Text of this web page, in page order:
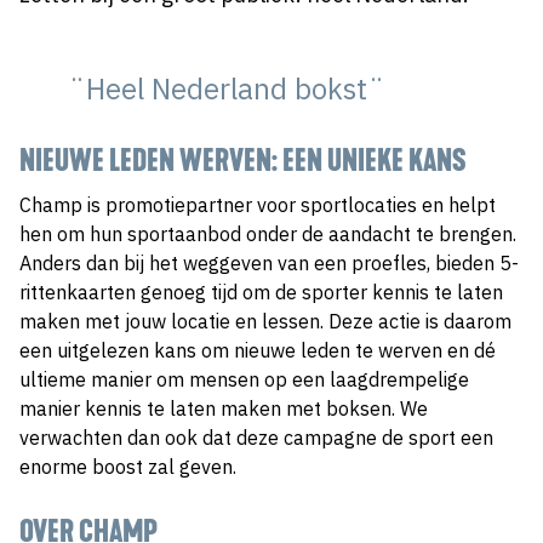
¨Heel Nederland bokst¨
NIEUWE LEDEN WERVEN: EEN UNIEKE KANS
Champ is promotiepartner voor sportlocaties en helpt
hen om hun sportaanbod onder de aandacht te brengen.
Anders dan bij het weggeven van een proefles, bieden 5-
rittenkaarten genoeg tijd om de sporter kennis te laten
maken met jouw locatie en lessen. Deze actie is daarom
een uitgelezen kans om nieuwe leden te werven en dé
ultieme manier om mensen op een laagdrempelige
manier kennis te laten maken met boksen. We
verwachten dan ook dat deze campagne de sport een
enorme boost zal geven.
OVER CHAMP